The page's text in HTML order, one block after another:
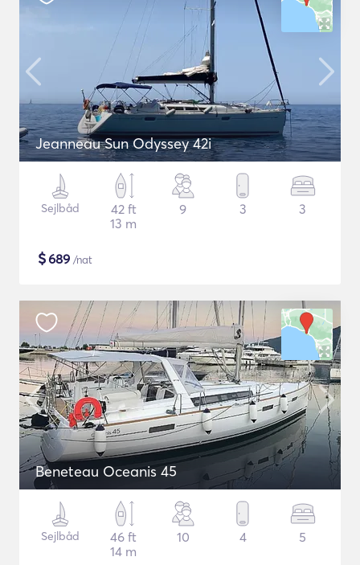
Jeanneau Sun Odyssey 42i
Sejlbåd
42 ft
13 m
9 3 3
$689 /nat
Beneteau Oceanis 45
Sejlbåd
46 ft
14 m
10 4 5